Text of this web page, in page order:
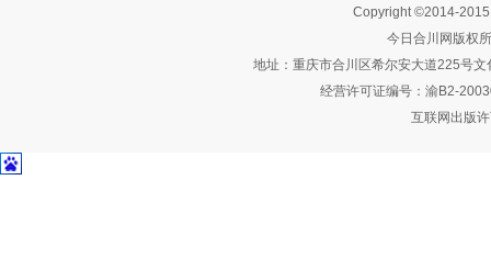
Copyright ©2014-
今日合川网版权
地址：重庆市合川区希尔安大道225号
经营许可证编号：渝B2-
互联网出版